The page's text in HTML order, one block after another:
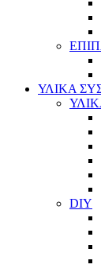
ΥΛΙΚΑ
DIY